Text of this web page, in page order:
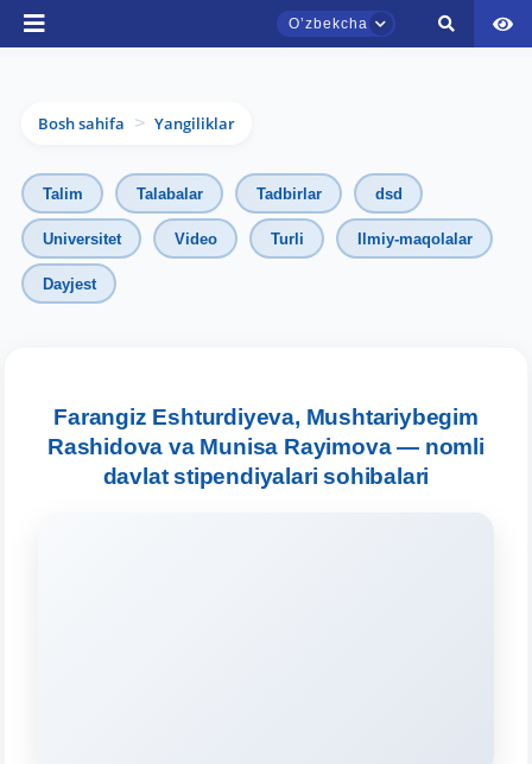
Oʼzbekcha
Bosh sahifa > Yangiliklar
Talim Talabalar Tadbirlar dsd
Universitet Video Turli Ilmiy-maqolalar
Dayjest
Farangiz Eshturdiyeva, Mushtariybegim
Rashidova va Munisa Rayimova — nomli
davlat stipendiyalari sohibalari
TDYU qabul murojaatlari chati
Qabul bo'yicha murojaatlaringizni ushbu
chatda qoldiring.